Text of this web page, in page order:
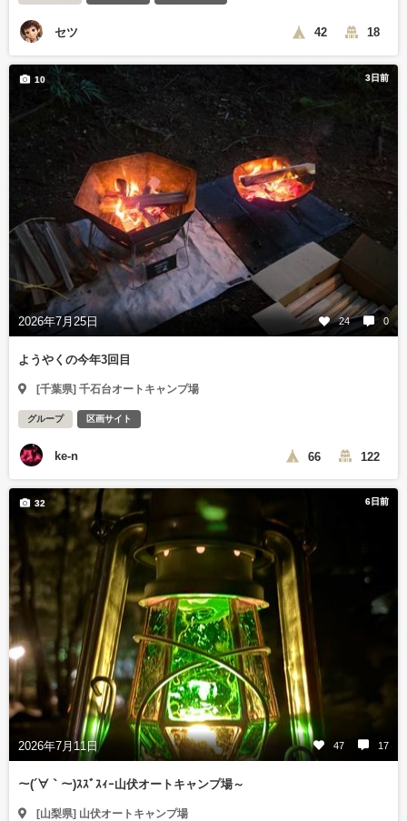
セツ 42 18
3日前
2026年7月25日 24 0
10
ようやくの今年3回目
[千葉県] 千石台オートキャンプ場
グループ 区画サイト
ke-n 66 122
6日前
2026年7月11日 47 17
32
～(´∀｀～)ｽｽﾞｽｨｰ山伏オートキャンプ場～
[山梨県] 山伏オートキャンプ場